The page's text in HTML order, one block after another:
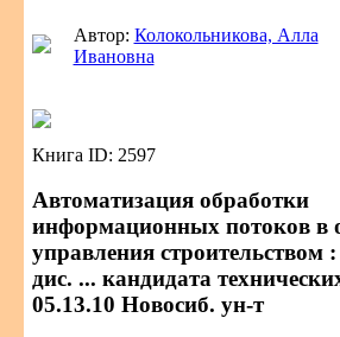
Автор: Колокольникова, Алла
Ивановна
Книга ID: 2597
Автоматизация обработки
информационных потоков в
управления строительством
дис. ... кандидата
05.13.10 Новосиб. ун-т